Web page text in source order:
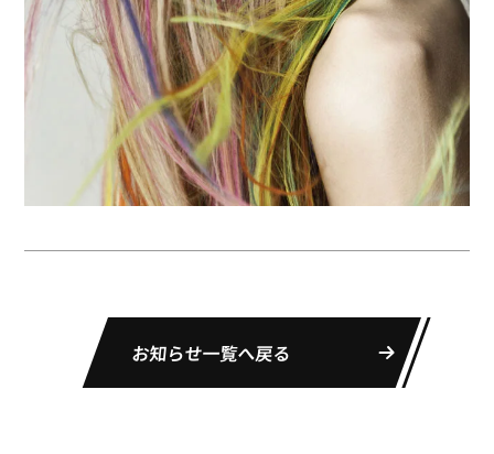
お知らせ一覧へ戻る